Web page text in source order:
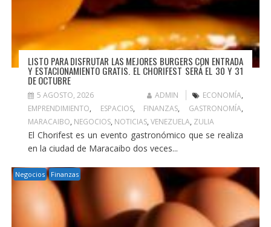
LISTO PARA DISFRUTAR LAS MEJORES BURGERS CON ENTRADA
Y ESTACIONAMIENTO GRATIS. EL CHORIFEST SERÁ EL 30 Y 31
DE OCTUBRE
5 AGOSTO, 2026 ADMIN ECONOMÍA,
EMPRENDIMIENTO, ESPACIOS, FINANZAS, GASTRONOMÍA,
MARACAIBO, NEGOCIOS, NOTICIAS, VENEZUELA, ZULIA
El Chorifest es un evento gastronómico que se realiza
en la ciudad de Maracaibo dos veces...
Negocios Finanzas